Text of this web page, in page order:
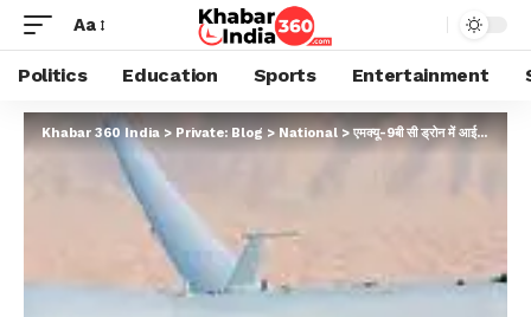
Aa
Politics Education Sports Entertainment
Khabar 360 India > Private: Blog>National > एमक्यू-9बी सी ड्रोन में आई तकनीकी खराबी…..नौसेना ने मांगी रिपोर्ट